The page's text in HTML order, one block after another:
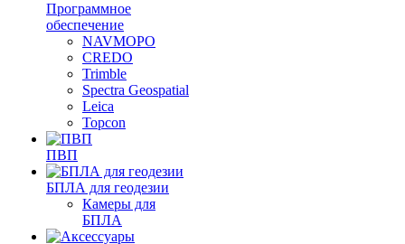
Программное
обеспечение
NAVMOPO
CREDO
Trimble
Spectra Geospatial
Leica
Topcon
ПВП
БПЛА для геодезии
Камеры для
БПЛА